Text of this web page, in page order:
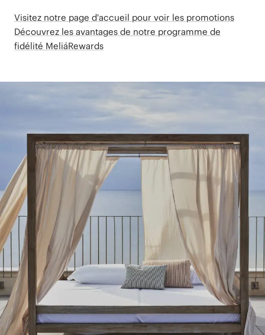
Visitez notre page d'accueil pour voir les promotions
Découvrez les avantages de notre programme de
fidélité MeliáRewards